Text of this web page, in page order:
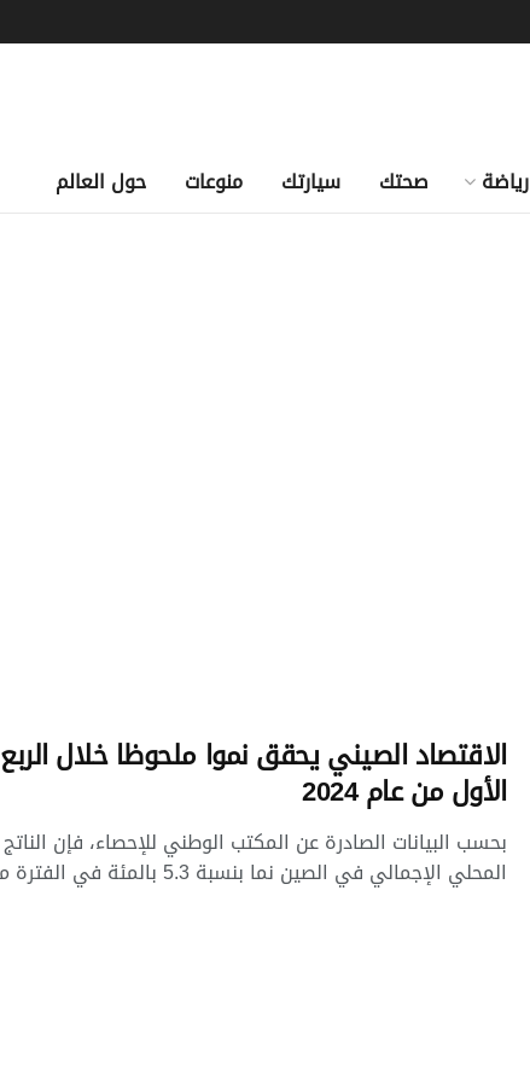
رياضة صحتك سيارتك منوعات حول العالم
الاقتصاد الصيني يحقق نموا ملحوظا خلال الربع
الأول من عام 2024
بحسب البيانات الصادرة عن المكتب الوطني للإحصاء، فإن الناتج
المحلي الإجمالي في الصين نما بنسبة 5.3 بالمئة في الفترة من ...